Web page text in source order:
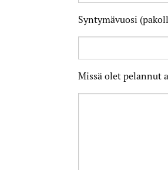
Syntymävuosi
Missä olet pelannut